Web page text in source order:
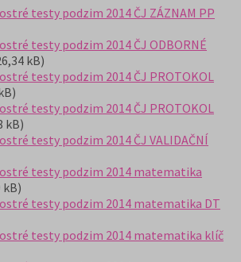
testy podzim 2014 ČJ ZÁZNAM PP
testy podzim 2014 ČJ ODBORNÉ
kB)
testy podzim 2014 ČJ PROTOKOL
testy podzim 2014 ČJ PROTOKOL
kB)
testy podzim 2014 ČJ VALIDAČNÍ
testy podzim 2014 matematika
kB)
testy podzim 2014 matematika DT
testy podzim 2014 matematika klíč